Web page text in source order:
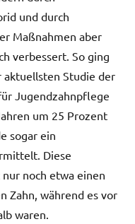
und durch
Maßnahmen aber
verbessert. So ging
aktuellsten Studie der
Jugendzahnpflege
um 25 Prozent
sogar ein
Diese
noch etwa einen
Zahn, während es vor
waren.